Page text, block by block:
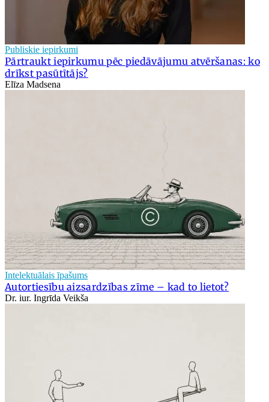
Publiskie iepirkumi
Pārtraukt iepirkumu pēc piedāvājumu atvēršanas: ko
drīkst pasūtītājs?
Elīza Madsena
Intelektuālais īpašums
Autortiesību aizsardzības zīme – kad to lietot?
Dr. iur. Ingrīda Veikša